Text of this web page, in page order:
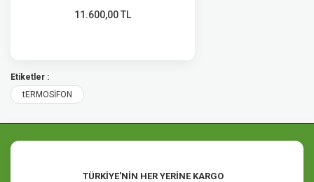
11.600,00 TL
Etiketler :
tERMOSİFON
TÜRKİYE'NİN HER YERİNE KARGO